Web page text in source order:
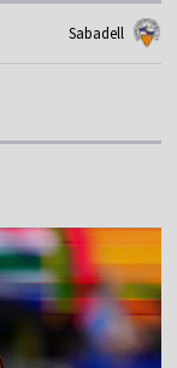
Sabadell